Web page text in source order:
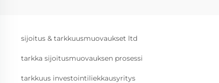
sijoitus & tarkkuusmuovaukset ltd
tarkka sijoitusmuovauksen prosessi
tarkkuus investointiliekkausyritys